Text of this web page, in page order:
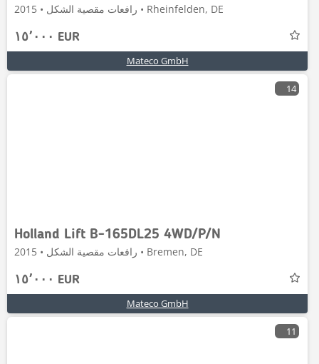
رافعات مقصية الشكل • 2015 • Rheinfelden, DE
١٥٬٠٠٠ EUR
Mateco GmbH
14
Holland Lift B-165DL25 4WD/P/N
رافعات مقصية الشكل • 2015 • Bremen, DE
١٥٬٠٠٠ EUR
Mateco GmbH
11